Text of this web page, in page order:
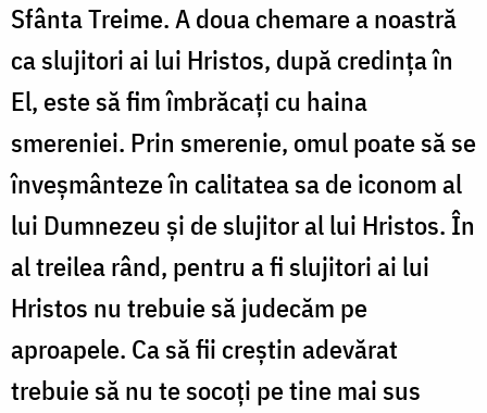
Sfânta Treime. A doua chemare a noastră
ca slujitori ai lui Hristos, după credința în
El, este să fim îmbrăcați cu haina
smereniei. Prin smerenie, omul poate să se
înveșmânteze în calitatea sa de iconom al
lui Dumnezeu și de slujitor al lui Hristos. În
al treilea rând, pentru a fi slujitori ai lui
Hristos nu trebuie să judecăm pe
aproapele. Ca să fii creștin adevărat
trebuie să nu te socoți pe tine mai sus